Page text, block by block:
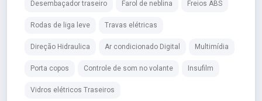
Desembaçador traseiro Farol de neblina Freios ABS
Rodas de liga leve Travas elétricas
Direção Hidraulica Ar condicionado Digital Multimídia
Porta copos Controle de som no volante Insufilm
Vidros elétricos Traseiros